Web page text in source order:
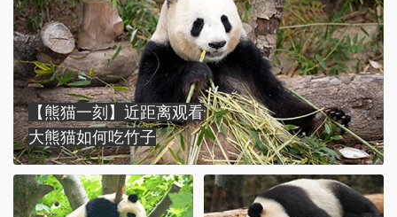
【熊猫一刻】近距离观看
大熊猫如何吃竹子